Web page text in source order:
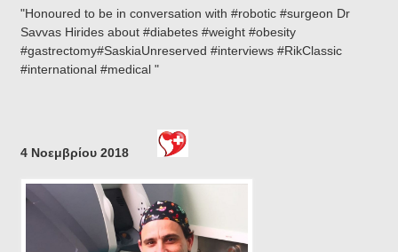
"Honoured to be in conversation with #robotic #surgeon Dr
Savvas Hirides about #diabetes #weight #obesity
#gastrectomy#SaskiaUnreserved #interviews #RikClassic
#international #medical "
4 Νοεμβρίου 2018